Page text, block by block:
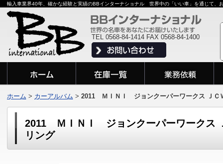
輸入車業界40年、確かな経験と実績のBBインターナショナル 世界中の「いい車」を通じて、
TEL 0568-84-1414 FAX 0568-84-1400
2011 ＭＩＮＩ ジョンクーパーワークス
リング
ホーム > カーアルバム > 2011 ＭＩＮＩ ジョンクーパーワークス ＪＣ